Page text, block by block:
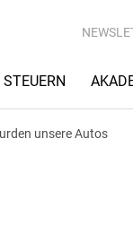
unsere Autos